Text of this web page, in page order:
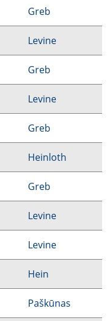
Greb
Levine
Greb
Levine
Greb
Heinloth
Greb
Levine
Levine
Hein
Paškūnas